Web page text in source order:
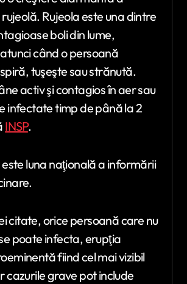
Rujeola este una dintre
boli din lume,
când o persoană
tuşeşte sau strănută.
activ şi contagios în aer sau
infectate timp de până la 2
INSP.
luna naţională a informării
citate, orice persoană care nu
poate infecta, erupţia
fiind cel mai vizibil
cazurile grave pot include